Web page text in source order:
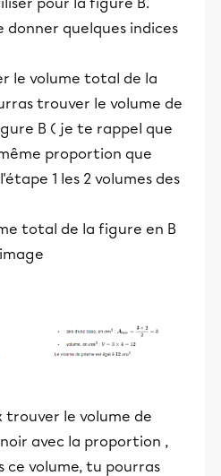
donner quelques indices
le volume total de la
trouver le volume de
B ( je te rappel que
proportion que
1 les 2 volumes des
total de la figure en B
le volume de
avec la proportion ,
ce volume, tu pourras